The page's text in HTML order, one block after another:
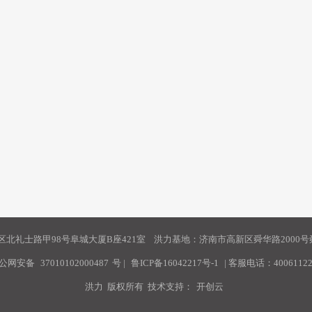
北礼士路甲98号阜城大厦B座421室 洪力基地：济南市高新区舜华路2000号
网安备 37010102000487 号 | 鲁ICP备16042217号-1 | 客服电话：
洪力 版权所有 技术支持： 开创云